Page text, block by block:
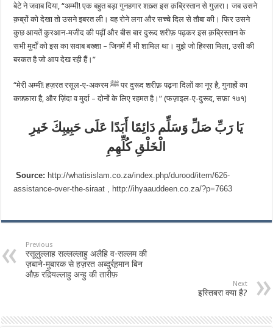
बेटे ने जवाब दिया, “अम्मी! एक बहुत बड़ा गुनहगार शख़्स इस क़ब्रिस्तान से गुज़रा। जब उसने
क़ब्रों को देखा तो उसने इबरत ली। वह रोने लगा और सच्चे दिल से तौबा की। फिर उसने
कुछ आयतें कुरआन-मजीद की पढ़ीं और बीस बार दुरूद शरीफ़ पढ़कर इस क़ब्रिस्तान के
सभी मुर्दों को इस का सवाब बख्शा – जिनमें मैं भी शामिल था। मुझे जो हिस्सा मिला, उसी की
बरकत है जो आप देख रही हैं।”
“मेरी अम्मी! हज़रत रसूल-ए-अकरम ﷺ पर दुरूद शरीफ़ पढ़ना दिलों का नूर है, गुनाहों का
कफ़्फ़ारा है, और ज़िंदा व मुर्दा – दोनों के लिए रहमत है।” (फज़ाइल-ए-दुरूद, सफ़ा १७१)
يَا رَبِّ صَلِّ وَسَلِّم دَائِمًا أَبَدًا عَلَى حَبِيبِكَ خَيرِ
الْخَلْقِ كُلِّهِمِ
Source: http://whatisislam.co.za/index.php/durood/item/626-
assistance-over-the-siraat , http://ihyaauddeen.co.za/?p=7663
Previous
रसूलुल्लाह सल्लल्लाहु अलैहि व-सल्लम की
ज़बाने-मुबारक से हज़रत अब्दुर्रह़मान बिन
औफ़ रद़ियल्लाहु अन्हु की तारीफ़
Next
इस्तिबरा क्या है?